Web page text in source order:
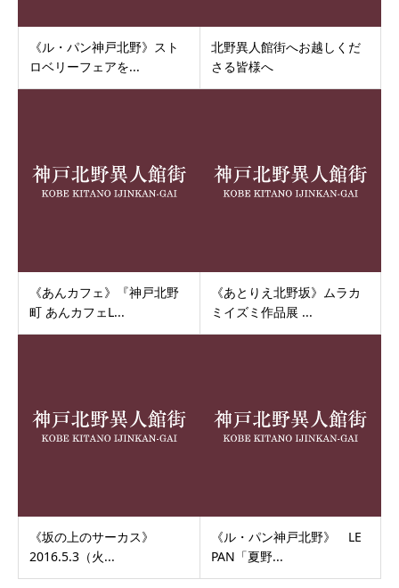
《ル・パン神戸北野》スト
ロベリーフェアを...
北野異人館街へお越しくだ
さる皆様へ
《あんカフェ》『神戸北野
町 あんカフェL...
《あとりえ北野坂》ムラカ
ミイズミ作品展 ...
《坂の上のサーカス》
2016.5.3（火...
《ル・パン神戸北野》 LE
PAN「夏野...